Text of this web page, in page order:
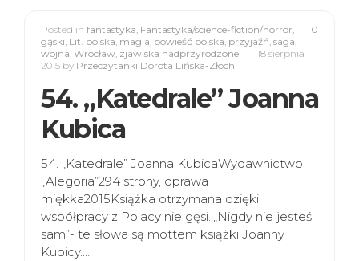
0
Posted in fantastyka, Fantastyka/science-fiction/horror,
gąski, Lit. polska, magia, powieść polska, przyjaźń, saga,
wojna, Wrocław, zjawiska nadprzyrodzone
18 sierpnia
2015 by Przeczytanki Dorota Lińska-Złoch
54. „Katedrale” Joanna
Kubica
54. „Katedrale” Joanna KubicaWydawnictwo
„Alegoria”294 strony, oprawa
miękka2015Książka otrzymana dzięki
współpracy z Polacy nie gęsi..„Nigdy nie jesteś
sam”- te słowa są mottem książki Joanny
Kubicy.…